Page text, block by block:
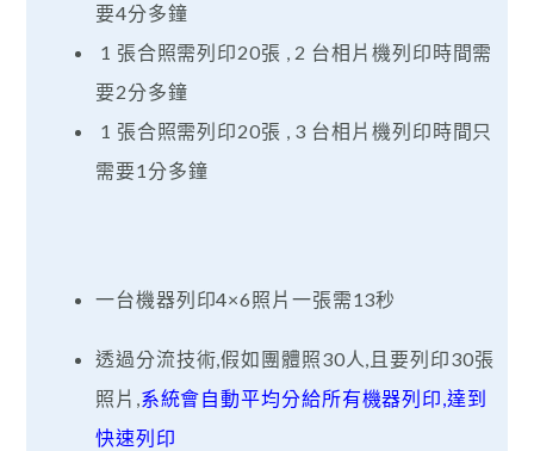
要4分多鐘
1 張合照需列印20張 , 2 台相片機列印時間需
要2分多鐘
1 張合照需列印20張 , 3 台相片機列印時間只
需要1分多鐘
一台機器列印4×6照片一張需13秒
透過分流技術,假如團體照30人,且要列印30張
照片,系統會自動平均分給所有機器列印,達到
快速列印